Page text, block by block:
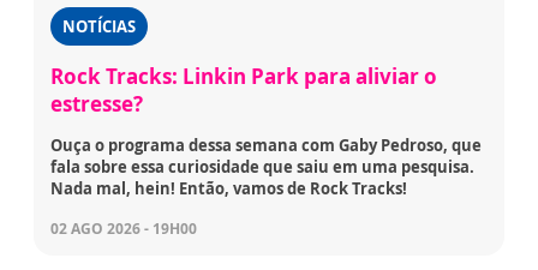
NOTÍCIAS
Rock Tracks: Linkin Park para aliviar o
estresse?
Ouça o programa dessa semana com Gaby Pedroso, que
fala sobre essa curiosidade que saiu em uma pesquisa.
Nada mal, hein! Então, vamos de Rock Tracks!
02 AGO 2026 - 19H00